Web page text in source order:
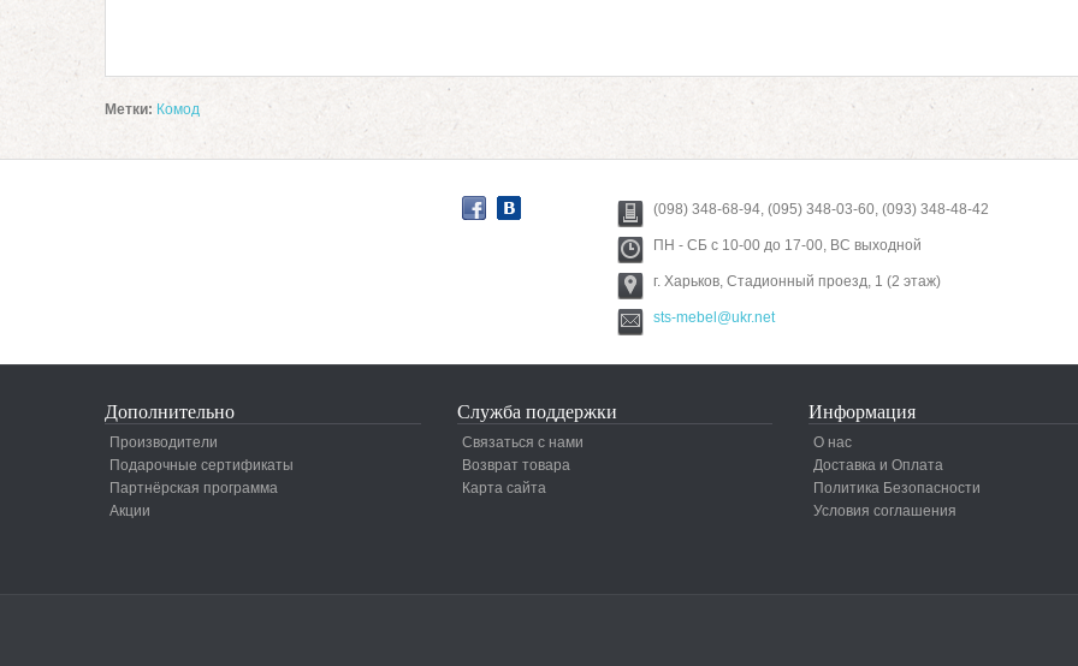
Метки: Комод
(098) 348-68-94, (095) 348-03-60, (093) 348-48-42
ПН - СБ с 10-00 до 17-00, ВС выходной
г. Харьков, Стадионный проезд, 1 (2 этаж)
sts-mebel@ukr.net
Дополнительно
Производители
Подарочные сертификаты
Партнёрская программа
Акции
Служба поддержки
Связаться с нами
Возврат товара
Карта сайта
Информация
О нас
Доставка и Оплата
Политика Безопасности
Условия соглашения